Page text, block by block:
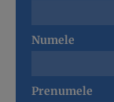
Numele
Prenumele